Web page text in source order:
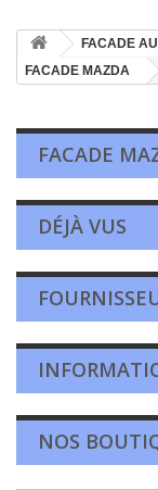
FACADE
FACADE MAZDA
FACADE
DÉJÀ VUS
NOS